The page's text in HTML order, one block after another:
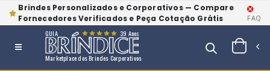
Brindes Personalizados e Corporativos — Compare
Fornecedores Verificados e Peça Cotação Grátis
FAQ
Marketplace dos Brindes Corporativos
GUIA 39 Anos